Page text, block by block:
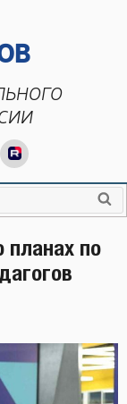
планах по